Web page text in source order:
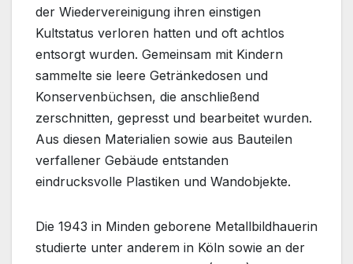
der Wiedervereinigung ihren einstigen
Kultstatus verloren hatten und oft achtlos
entsorgt wurden. Gemeinsam mit Kindern
sammelte sie leere Getränkedosen und
Konservenbüchsen, die anschließend
zerschnitten, gepresst und bearbeitet wurden.
Aus diesen Materialien sowie aus Bauteilen
verfallener Gebäude entstanden
eindrucksvolle Plastiken und Wandobjekte.
Die 1943 in Minden geborene Metallbildhauerin
studierte unter anderem in Köln sowie an der